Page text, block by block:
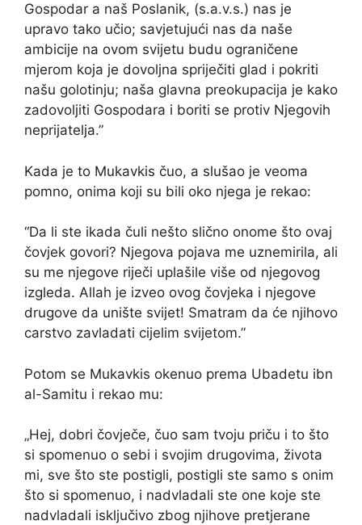
Gospodar a naš Poslanik, (s.a.v.s.) nas je
upravo tako učio; savjetujući nas da naše
ambicije na ovom svijetu budu ograničene
mjerom koja je dovoljna spriječiti glad i pokriti
našu golotinju; naša glavna preokupacija je kako
zadovoljiti Gospodara i boriti se protiv Njegovih
neprijatelja.”
Kada je to Mukavkis čuo, a slušao je veoma
pomno, onima koji su bili oko njega je rekao:
“Da li ste ikada čuli nešto slično onome što ovaj
čovjek govori? Njegova pojava me uznemirila, ali
su me njegove riječi uplašile više od njegovog
izgleda. Allah je izveo ovog čovjeka i njegove
drugove da unište svijet! Smatram da će njihovo
carstvo zavladati cijelim svijetom.”
Potom se Mukavkis okenuo prema Ubadetu ibn
al-Samitu i rekao mu:
„Hej, dobri čovječe, čuo sam tvoju priču i to što
si spomenuo o sebi i svojim drugovima, života
mi, sve što ste postigli, postigli ste samo s onim
što si spomenuo, i nadvladali ste one koje ste
nadvladali isključivo zbog njihove pretjerane